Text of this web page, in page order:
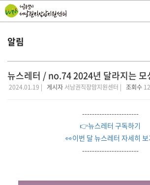
알림
뉴스레터 / no.74 2024년 달라지는
2024.01.19 | 게시자 서남권직장맘지원센터 | 조회수
-----------------------
👉뉴스레터 구독하기
👀이번 달 뉴스레터 자세히 보
-----------------------